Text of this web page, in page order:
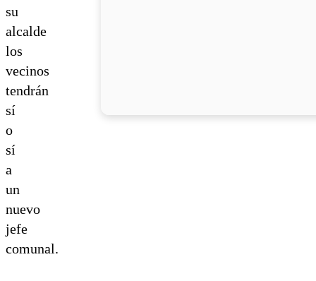
su
alcalde
los
vecinos
tendrán
sí
o
sí
a
un
nuevo
jefe
comunal.